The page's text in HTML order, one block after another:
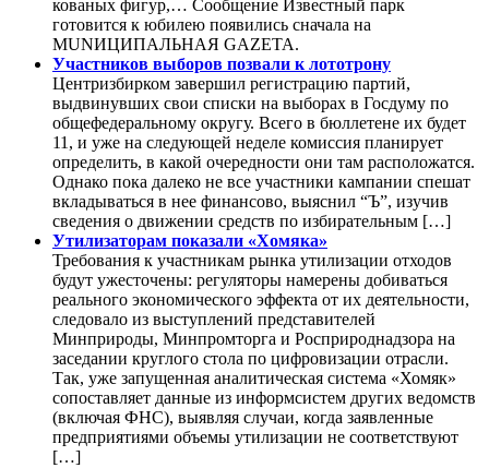
кованых фигур,… Сообщение Известный парк
готовится к юбилею появились сначала на
MUNИЦИПАЛЬНАЯ GAZЕТА.
Участников выборов позвали к лототрону
Центризбирком завершил регистрацию партий,
выдвинувших свои списки на выборах в Госдуму по
общефедеральному округу. Всего в бюллетене их будет
11, и уже на следующей неделе комиссия планирует
определить, в какой очередности они там расположатся.
Однако пока далеко не все участники кампании спешат
вкладываться в нее финансово, выяснил “Ъ”, изучив
сведения о движении средств по избирательным […]
Утилизаторам показали «Хомяка»
Требования к участникам рынка утилизации отходов
будут ужесточены: регуляторы намерены добиваться
реального экономического эффекта от их деятельности,
следовало из выступлений представителей
Минприроды, Минпромторга и Росприроднадзора на
заседании круглого стола по цифровизации отрасли.
Так, уже запущенная аналитическая система «Хомяк»
сопоставляет данные из информсистем других ведомств
(включая ФНС), выявляя случаи, когда заявленные
предприятиями объемы утилизации не соответствуют
[…]